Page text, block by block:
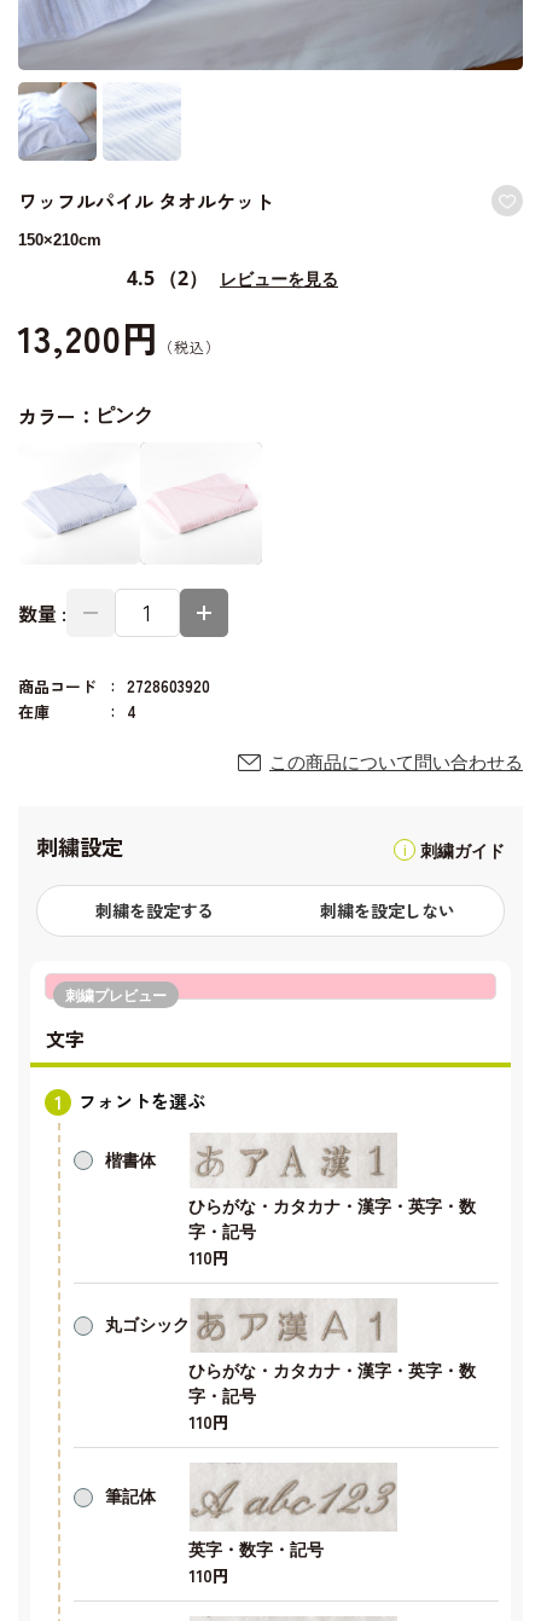
ワッフルパイル タオルケット
150×210cm
4.5 （2） レビューを見る
13,200円
カラー： ピンク
数量 :
商品コード
2728603920
在庫
4
この商品について問い合わせる
刺繍設定 刺繍ガイド
刺繍を設定する 刺繍を設定しない
刺繍プレビュー
文字
フォントを選ぶ
楷書体
ひらがな・カタカナ・漢字・英字・数
字・記号
110円
丸ゴシック
ひらがな・カタカナ・漢字・英字・数
字・記号
110円
筆記体
英字・数字・記号
110円